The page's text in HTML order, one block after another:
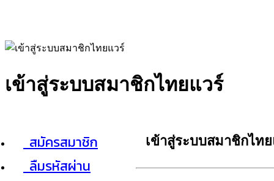
เข้าสู่ระบบสมาชิกไทยแวร์
สมัครสมาชิก
ลืมรหัสผ่าน
เข้าสู่ระบบสมาชิกไท